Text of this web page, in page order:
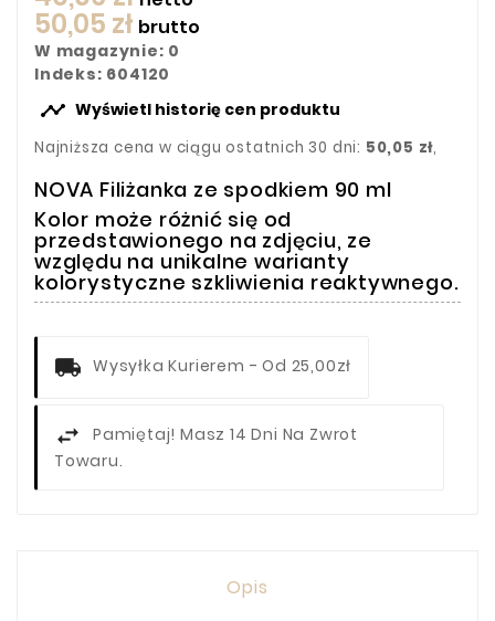
50,05 zł brutto
W magazynie: 0
Indeks: 604120
 Wyświetl historię cen produktu
Najniższa cena w ciągu ostatnich 30 dni: 50,05 zł,
NOVA Filiżanka ze spodkiem 90 ml
Kolor może różnić się od
przedstawionego na zdjęciu, ze
względu na unikalne warianty
kolorystyczne szkliwienia reaktywnego.
Wysyłka Kurierem - Od 25,00zł
Pamiętaj! Masz 14 Dni Na Zwrot
Towaru.
Opis